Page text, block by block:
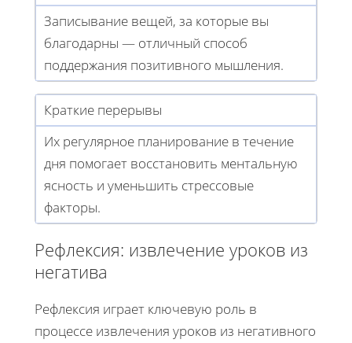
Записывание вещей, за которые вы
благодарны — отличный способ
поддержания позитивного мышления.
Краткие перерывы
Их регулярное планирование в течение
дня помогает восстановить ментальную
ясность и уменьшить стрессовые
факторы.
Рефлексия: извлечение уроков из
негатива
Рефлексия играет ключевую роль в
процессе извлечения уроков из негативного